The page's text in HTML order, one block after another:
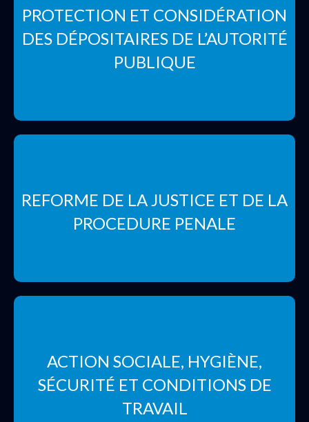
PROTECTION ET CONSIDÉRATION
DES DÉPOSITAIRES DE L’AUTORITÉ
PUBLIQUE
REFORME DE LA JUSTICE ET DE LA
PROCEDURE PENALE
ACTION SOCIALE, HYGIÈNE,
SÉCURITÉ ET CONDITIONS DE
TRAVAIL